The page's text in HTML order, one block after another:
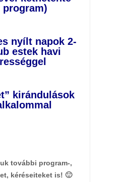
program)
nyílt napok 2-
estek havi
kirándulások
további program-,
kéréseiteket is! 🙂